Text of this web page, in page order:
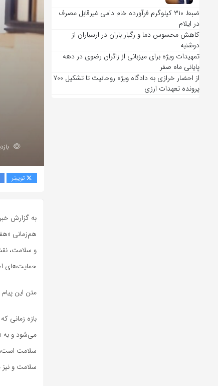
ضبط ۳۱۰ کیلوگرم فرآورده خام دامی غیرقابل مصرف
در ایلام
کاهش محسوس دما و رگبار باران در ارسباران از
دوشنبه
تمهیدات ویژه برای میزبانی از زائران رضوی در دهه
پایانی ماه صفر
از احضار خرازی به دادگاه ویژه روحانیت تا تشکیل ۷۰۰
پرونده تعهدات ارزی
توییتر
به گزارش
هم‌زمانی
و سلامت،
حمایت‌های
متن این
بازه زمانی
سلامت است؛
سلامت و نیز